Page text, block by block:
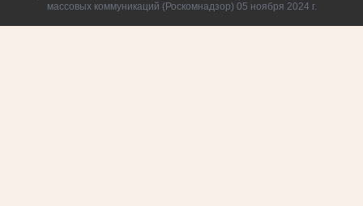
массовых коммуникаций (Роскомнадзор) 05 ноября 2024 г.